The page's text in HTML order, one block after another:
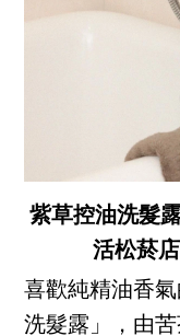
紫草控油洗髮
活松菸店
喜歡純精油香
洗髮露」，由